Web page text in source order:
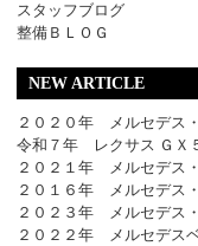
スタッフブログ
整備ＢＬＯＧ
NEW ARTICLE
２０２０年 メルセデス
令和７年 レクサス ＧＸ
２０２１年 メルセデス
２０１６年 メルセデス
２０２３年 メルセデス
２０２２年 メルセデス